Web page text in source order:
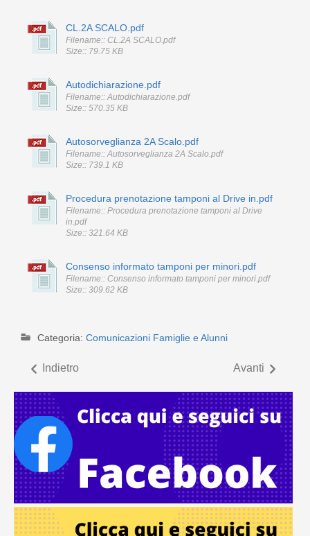
CL.2A SCALO.pdf
Filename:: CL.2A SCALO.pdf
Size:: 79.75 KB
Autodichiarazione.pdf
Filename:: Autodichiarazione.pdf
Size:: 570.35 KB
Autosorveglianza 2A Scalo.pdf
Filename:: Autosorveglianza 2A Scalo.pdf
Size:: 739.1 KB
Procedura prenotazione tamponi al Drive in.pdf
Filename:: Procedura prenotazione tamponi al Drive
in.pdf
Size:: 321.64 KB
Consenso informato tamponi per minori.pdf
Filename:: Consenso informato tamponi per minori.pdf
Size:: 309.62 KB
Categoria: Comunicazioni Famiglie e Alunni
Indietro Avanti